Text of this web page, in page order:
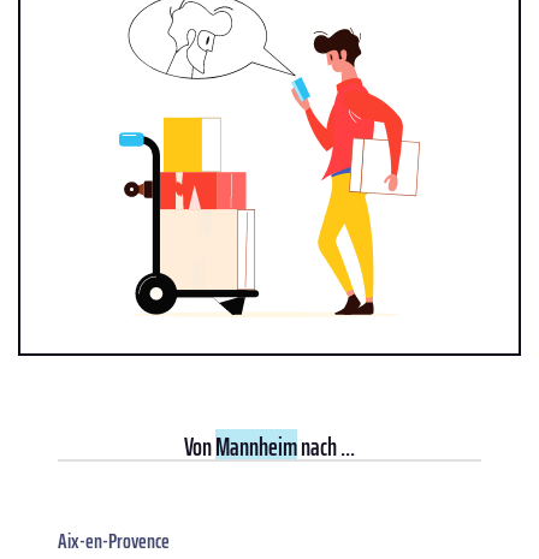
VonMannheimnach ...
Aix-en-Provence